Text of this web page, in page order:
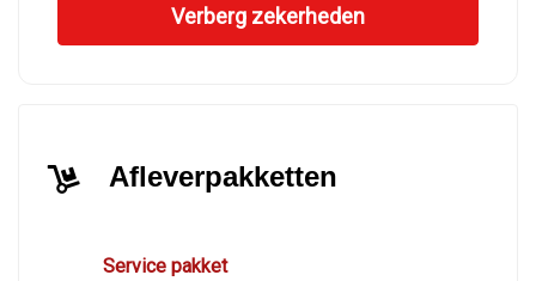
Verberg zekerheden
Afleverpakketten
Service pakket